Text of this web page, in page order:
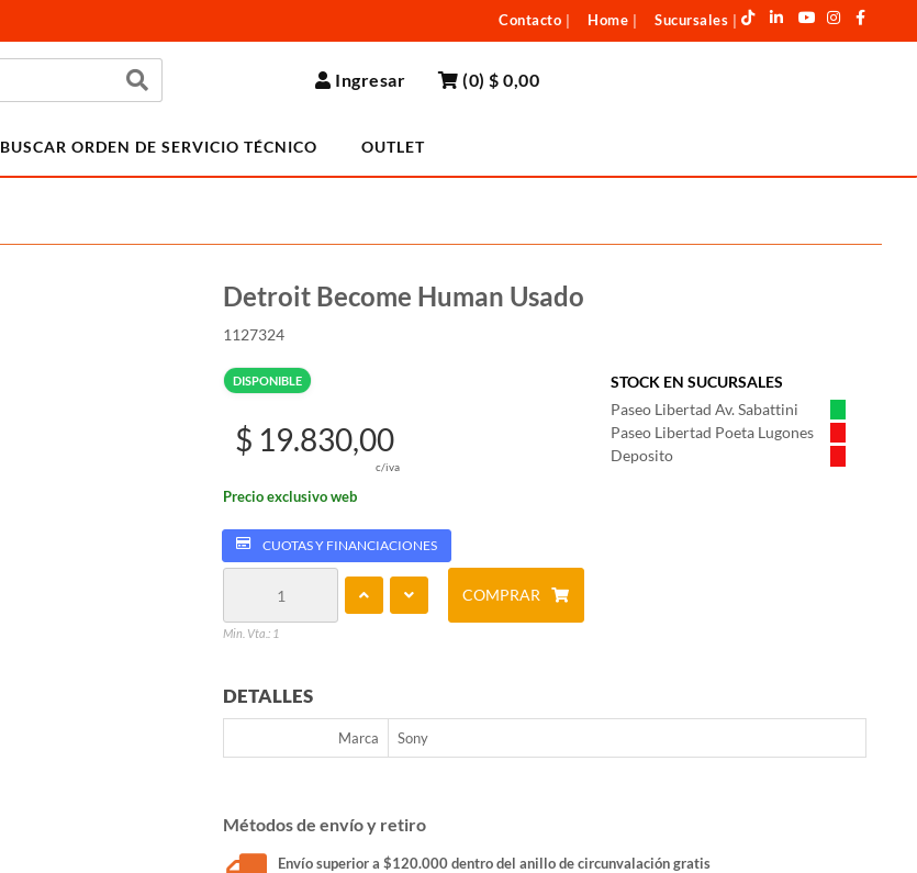
Contacto Home Sucursales
Ingresar (0)$ 0,00
BUSCAR ORDEN DE SERVICIO TÉCNICO OUTLET
Detroit Become Human Usado
1127324
DISPONIBLE
STOCK EN SUCURSALES
Paseo Libertad Av. Sabattini
Paseo Libertad Poeta Lugones
Deposito
$ 19.830,00
c/iva
Precio exclusivo web
CUOTAS Y FINANCIACIONES
Min. Vta.: 1
COMPRAR
DETALLES
Marca Sony
Métodos de envío y retiro
Envío superior a $120.000 dentro del anillo de circunvalación gratis